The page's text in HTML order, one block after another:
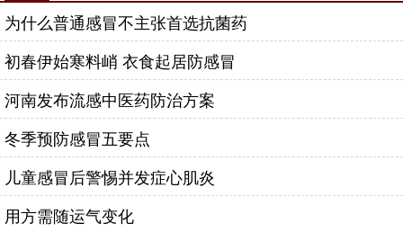
为什么普通感冒不主张首选抗菌药
初春伊始寒料峭 衣食起居防感冒
河南发布流感中医药防治方案
冬季预防感冒五要点
儿童感冒后警惕并发症心肌炎
用方需随运气变化